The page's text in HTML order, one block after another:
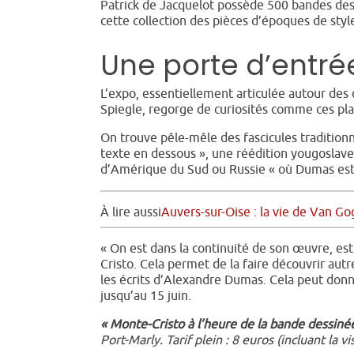
Patrick de Jacquelot possède 500 bandes
cette collection des pièces d’époques de
Une porte
L’expo, essentiellement articulée autour des
Spiegle, regorge de curiosités comme ces
On trouve pêle-mêle des fascicules
texte en dessous », une réédition
d’Amérique du Sud ou Russie « où Dumas
À lire aussiAuvers-sur-Oise : la vie de Van
« On est dans la continuité de son œuvre,
Cristo. Cela permet de la faire découvrir
les écrits d’Alexandre Dumas. Cela peut
jusqu’au 15 juin.
« Monte-Cristo à l’heure de la bande
Port-Marly. Tarif plein : 8 euros (incluant la